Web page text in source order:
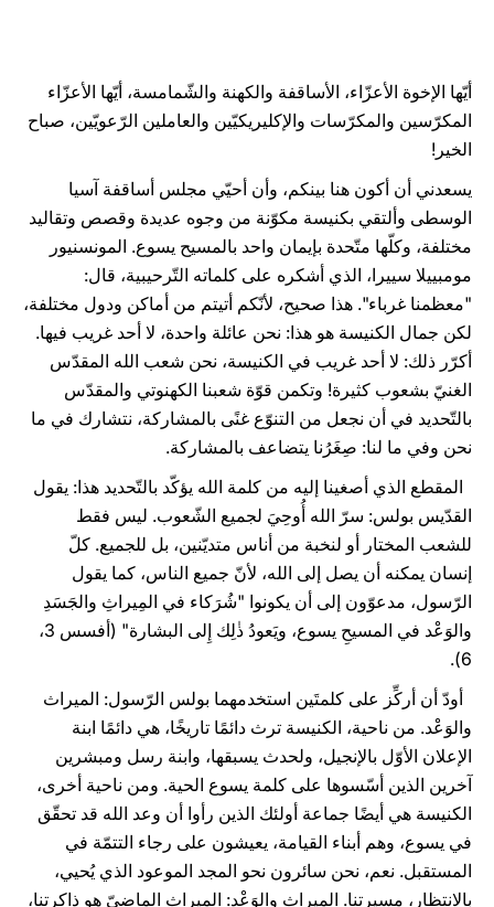
أيّها الإخوة الأعزّاء، الأساقفة والكهنة والشّمامسة، أيّها الأعزّاء
المكرّسين والمكرّسات والإكليريكيّين والعاملين الرّعويّين، صباح
الخير!
يسعدني أن أكون هنا بينكم، وأن أحيّي مجلس أساقفة آسيا
الوسطى وألتقي بكنيسة مكوّنة من وجوه عديدة وقصص وتقاليد
مختلفة، وكلّها متّحدة بإيمان واحد بالمسيح يسوع. المونسنيور
مومبييلا سييرا، الذي أشكره على كلماته التّرحيبية، قال:
"معظمنا غرباء". هذا صحيح، لأنّكم أتيتم من أماكن ودول مختلفة،
لكن جمال الكنيسة هو هذا: نحن عائلة واحدة، لا أحد غريب فيها.
أكرّر ذلك: لا أحد غريب في الكنيسة، نحن شعب الله المقدّس
الغنيّ بشعوب كثيرة! وتكمن قوّة شعبنا الكهنوتي والمقدّس
بالتّحديد في أن نجعل من التنوّع غنًى بالمشاركة، نتشارك في ما
نحن وفي ما لنا: صِغَرُنا يتضاعف بالمشاركة.
المقطع الذي أصغينا إليه من كلمة الله يؤكّد بالتّحديد هذا: يقول
القدّيس بولس: سرّ الله أُوحِيَ لجميع الشّعوب. ليس فقط
للشعب المختار أو لنخبة من أناس متديّنين، بل للجميع. كلّ
إنسان يمكنه أن يصل إلى الله، لأنّ جميع الناس، كما يقول
الرّسول، مدعوّون إلى أن يكونوا "شُرَكاء في المِيراثِ والجَسَدِ
والوَعْد في المسيحِ يسوع، ويَعودُ ذٰلِك إِلى البشارة" (أفسس 3،
6).
أودّ أن أركِّز على كلمتَين استخدمهما بولس الرّسول: الميراث
والوَعْد. من ناحية، الكنيسة ترث دائمًا تاريخًا، هي دائمًا ابنة
الإعلان الأوّل بالإنجيل، ولحدث يسبقها، وابنة رسل ومبشرين
آخرين الذين أسّسوها على كلمة يسوع الحية. ومن ناحية أخرى،
الكنيسة هي أيضًا جماعة أولئك الذين رأوا أن وعد الله قد تحقّق
في يسوع، وهم أبناء القيامة، يعيشون على رجاء التتمّة في
المستقبل. نعم، نحن سائرون نحو المجد الموعود الذي يُحيي،
بالانتظار، مسيرتنا. الميراث والوَعْد: الميراث الماضيّ هو ذاكرتنا،